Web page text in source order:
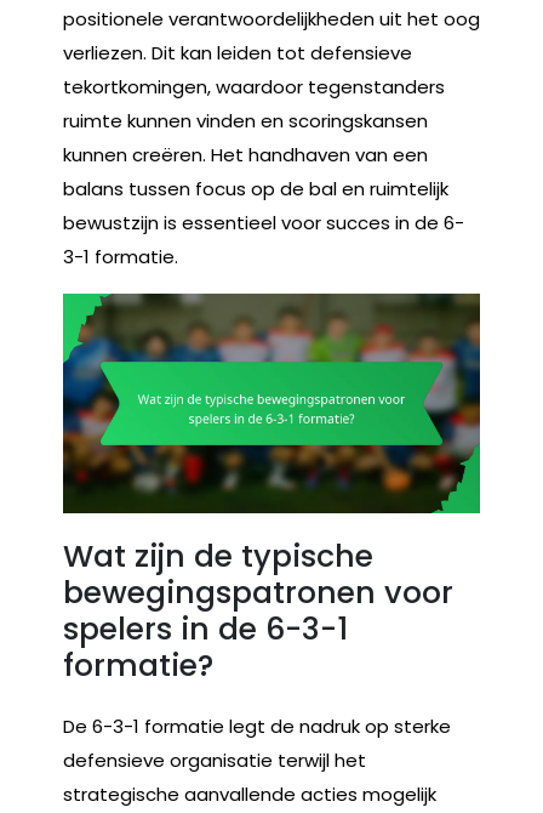
positionele verantwoordelijkheden uit het oog
verliezen. Dit kan leiden tot defensieve
tekortkomingen, waardoor tegenstanders
ruimte kunnen vinden en scoringskansen
kunnen creëren. Het handhaven van een
balans tussen focus op de bal en ruimtelijk
bewustzijn is essentieel voor succes in de 6-
3-1 formatie.
Wat zijn de typische
bewegingspatronen voor
spelers in de 6-3-1
formatie?
De 6-3-1 formatie legt de nadruk op sterke
defensieve organisatie terwijl het
strategische aanvallende acties mogelijk